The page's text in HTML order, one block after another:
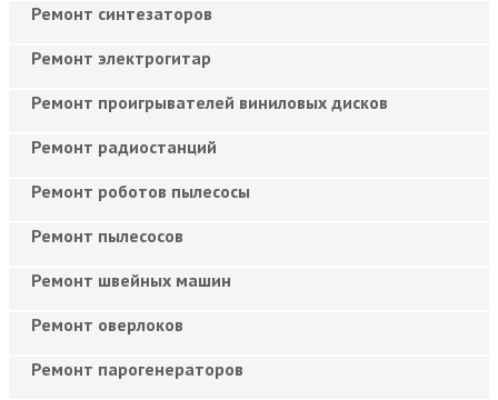
Ремонт синтезаторов
Ремонт электрогитар
Ремонт проигрывателей виниловых дисков
Ремонт радиостанций
Ремонт роботов пылесосы
Ремонт пылесосов
Ремонт швейных машин
Ремонт оверлоков
Ремонт парогенераторов